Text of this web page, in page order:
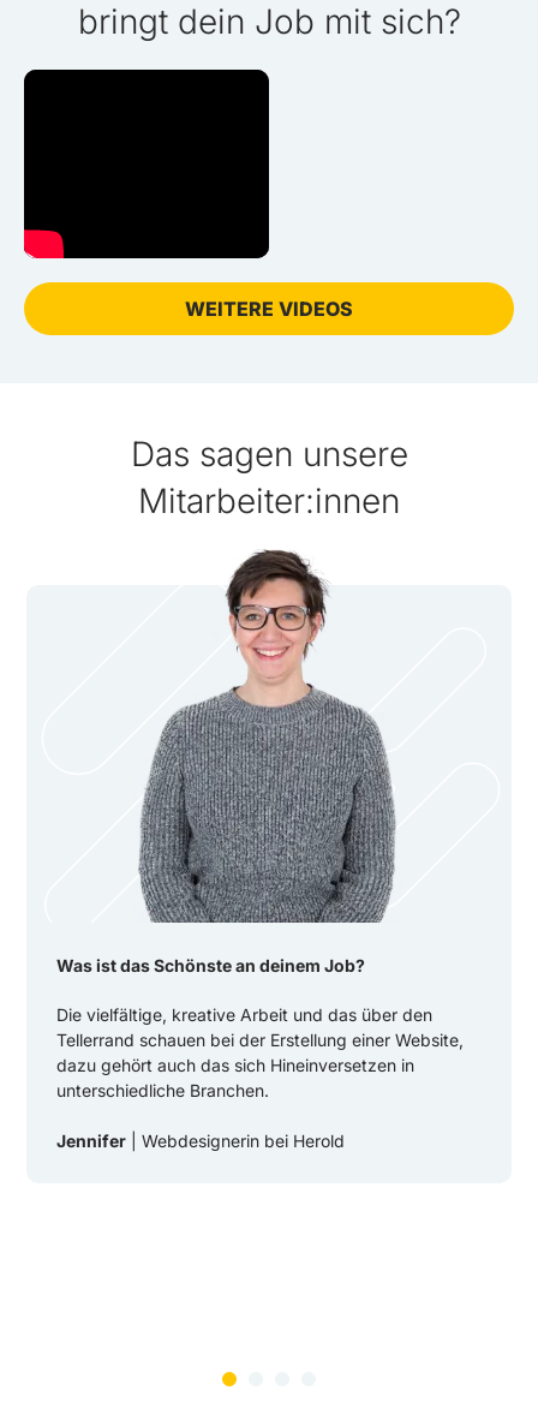
bringt dein Job mit sich?
WEITERE VIDEOS
Das sagen unsere
Mitarbeiter:innen
Was ist das Schönste an deinem Job?
Die vielfältige, kreative Arbeit und das über den
Tellerrand schauen bei der Erstellung einer Website,
dazu gehört auch das sich Hineinversetzen in
unterschiedliche Branchen.
Jennifer | Webdesignerin bei Herold